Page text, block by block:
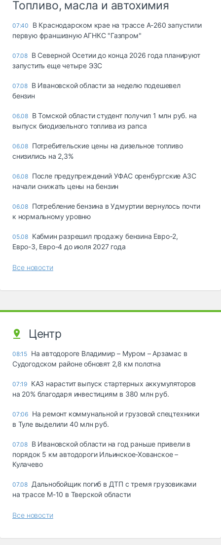
Топливо, масла и автохимия
07:40
В Краснодарском крае на трассе А-260 запустили
первую франшизную АГНКС "Газпром"
07.08 В Северной Осетии до конца 2026 года планируют
запустить еще четыре ЭЗС
07.08 В Ивановской области за неделю подешевел
бензин
06.08 В Томской области студент получил 1 млн руб. на
выпуск биодизельного топлива из рапса
06.08 Потребительские цены на дизельное топливо
снизились на 2,3%
06.08 После предупреждений УФАС оренбургские АЗС
начали снижать цены на бензин
06.08 Потребление бензина в Удмуртии вернулось почти
к нормальному уровню
05.08 Кабмин разрешил продажу бензина Евро-2,
Евро-3, Евро-4 до июля 2027 года
Все новости
Центр
08:15 На автодороге Владимир – Муром – Арзамас в
Судогодском районе обновят 2,8 км полотна
07:19 КАЗ нарастит выпуск стартерных аккумуляторов
на 20% благодаря инвестициям в 380 млн руб.
07:06 На ремонт коммунальной и грузовой спецтехники
в Туле выделили 40 млн руб.
07.08 В Ивановской области на год раньше привели в
порядок 5 км автодороги Ильинское-Хованское –
Кулачево
07.08 Дальнобойщик погиб в ДТП с тремя грузовиками
на трассе М-10 в Тверской области
Все новости